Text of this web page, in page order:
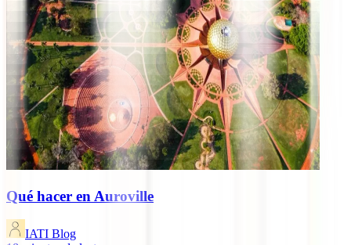
Qué hacer en Auroville
IATI Blog